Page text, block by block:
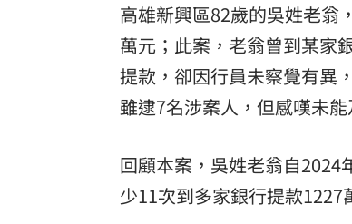
8國球員齊聚高雄 Formosa 7s
理想混蛋號召粉絲跨海追星吃美
高雄新興區82歲的吳姓老翁
萬元；此案，老翁曾到某家
提款，卻因行員未察覺有異
雖逮7名涉案人，但感嘆未
回顧本案，吳姓老翁自2024
少11次到多家銀行提款1227